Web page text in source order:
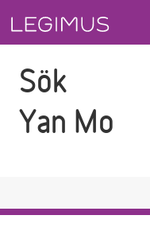
Sök
Yan Mo